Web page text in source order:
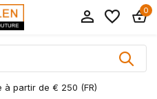
0
à partir de € 250 (FR)